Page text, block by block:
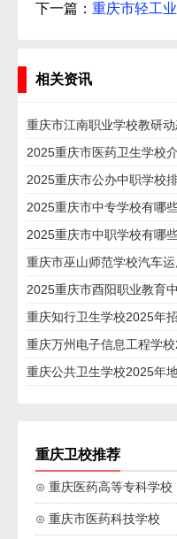
下一篇： 重庆市轻工
相关资讯
重庆市江南职业学校教研
2025重庆市医药卫生学校
2025重庆市公办中职学校
2025重庆市中专学校有哪
2025重庆市中职学校有哪
重庆市巫山师范学校汽车
2025重庆市酉阳职业教育
重庆知行卫生学校2025年
重庆万州电子信息工程学
重庆公共卫生学校2025年
重庆卫校推荐
⊙ 重庆医药高等专科学校
⊙ 重庆市医药科技学校